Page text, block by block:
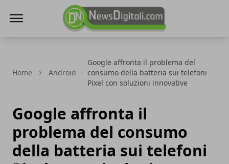
Home Android
Google affronta il problema del
consumo della batteria sui telefoni
Pixel con soluzioni innovative
Google affronta il
problema del consumo
della batteria sui telefoni